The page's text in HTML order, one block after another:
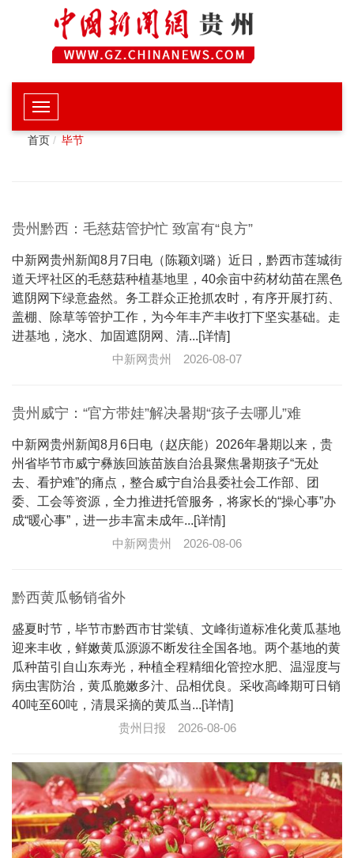
首页 毕节
贵州黔西：毛慈菇管护忙 致富有“良方”
中新网贵州新闻8月7日电（陈颖刘璐）近日，黔西市莲城街
道天坪社区的毛慈菇种植基地里，40余亩中药材幼苗在黑色
遮阴网下绿意盎然。务工群众正抢抓农时，有序开展打药、
盖棚、除草等管护工作，为今年丰产丰收打下坚实基础。走
进基地，浇水、加固遮阴网、清...[详情]
中新网贵州
2026-08-07
贵州威宁：“官方带娃”解决暑期“孩子去哪儿”难
中新网贵州新闻8月6日电（赵庆能）2026年暑期以来，贵
州省毕节市威宁彝族回族苗族自治县聚焦暑期孩子“无处
去、看护难”的痛点，整合威宁自治县委社会工作部、团
委、工会等资源，全力推进托管服务，将家长的“操心事”办
成“暖心事”，进一步丰富未成年...[详情]
中新网贵州
2026-08-06
黔西黄瓜畅销省外
盛夏时节，毕节市黔西市甘棠镇、文峰街道标准化黄瓜基地
迎来丰收，鲜嫩黄瓜源源不断发往全国各地。两个基地的黄
瓜种苗引自山东寿光，种植全程精细化管控水肥、温湿度与
病虫害防治，黄瓜脆嫩多汁、品相优良。采收高峰期可日销
40吨至60吨，清晨采摘的黄瓜当...[详情]
贵州日报
2026-08-06